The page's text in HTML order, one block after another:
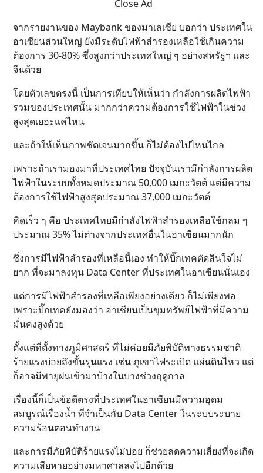
Close Ad
จากรายงานของ Maybank ของมาเลเซีย บอกว่า ประเทศใน
อาเซียนส่วนใหญ่ ยังมีระดับไฟฟ้าสำรองเหลือใช้เกินความ
ต้องการ 30-80% ซึ่งสูงกว่าประเทศใหญ่ ๆ อย่างสหรัฐฯ และ
จีนด้วย
โดยตัวเลขตรงนี้ เป็นการเทียบให้เห็นว่า กำลังการผลิตไฟฟ้า
รวมของประเทศนั้น มากกว่าความต้องการใช้ไฟฟ้าในช่วง
สูงสุดเยอะแค่ไหน
และถ้าให้เห็นภาพชัดเจนมากขึ้น ก็ไม่ต้องไปไหนไกล
เพราะถ้าเรามองมาที่ประเทศไทย ปัจจุบันเรามีกำลังการผลิต
ไฟฟ้าในระบบทั้งหมดประมาณ 50,000 เมกะวัตต์ แต่มีความ
ต้องการใช้ไฟฟ้าสูงสุดประมาณ 37,000 เมกะวัตต์
คิดเร็ว ๆ คือ ประเทศไทยมีกำลังไฟฟ้าสำรองเหลือใช้กลม ๆ
ประมาณ 35% ไม่ต่างจากประเทศอื่นในอาเซียนมากนัก
ซึ่งการมีไฟฟ้าสำรองที่เหลือนี้เอง ทำให้บิ๊กเทคตัดสินใจไม่
ยาก ที่จะมาลงทุน Data Center ที่ประเทศในอาเซียนนั่นเอง
แต่การมีไฟฟ้าสำรองที่เหลือเพียงอย่างเดียว ก็ไม่เพียงพอ
เพราะบิ๊กเทคยังมองว่า อาเซียนเป็นขุมทรัพย์ไฟฟ้าที่มีความ
มั่นคงสูงด้วย
ตั้งแต่ที่ตั้งทางภูมิศาสตร์ ที่ไม่ค่อยมีภัยพิบัติทางธรรมชาติ
ร้ายแรงบ่อยถึงขั้นรุนแรง เช่น ภูเขาไฟระเบิด แผ่นดินไหว แต่
ก็อาจมีพายุฝนเข้ามาบ้างในบางช่วงฤดูกาล
เรื่องนี้ก็เป็นข้อดีตรงที่ประเทศในอาเซียนมีความอุดม
สมบูรณ์เรื่องน้ำ ที่จำเป็นกับ Data Center ในระบบระบาย
ความร้อนตอนทำงาน
และการมีภัยพิบัติร้ายแรงไม่บ่อย ก็ช่วยลดความเสี่ยงที่จะเกิด
ความเสียหายอย่างมหาศาลลงไปอีกด้วย